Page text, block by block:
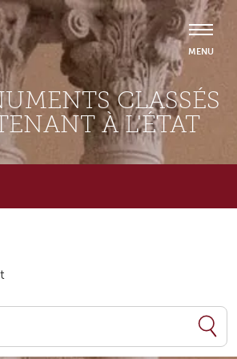
CLASSÉS
À L'ÉTAT
l'auto-complétion sont disponibles,